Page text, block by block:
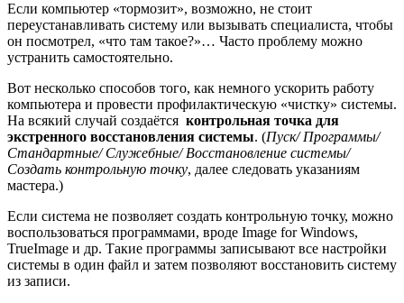
Если компьютер «тормозит», возможно, не стоит
переустанавливать систему или вызывать специалиста, чтобы
он посмотрел, «что там такое?»… Часто проблему можно
устранить самостоятельно.
Вот несколько способов того, как немного ускорить работу
компьютера и провести профилактическую «чистку» системы.
На всякий случай создаётся контрольная точка для
экстренного восстановления системы. (Пуск/ Программы/
Стандартные/ Служебные/ Восстановление системы/
Создать контрольную точку, далее следовать указаниям
мастера.)
Если система не позволяет создать контрольную точку, можно
воспользоваться программами, вроде Image for Windows,
TrueImage и др. Такие программы записывают все настройки
системы в один файл и затем позволяют восстановить систему
из записи.